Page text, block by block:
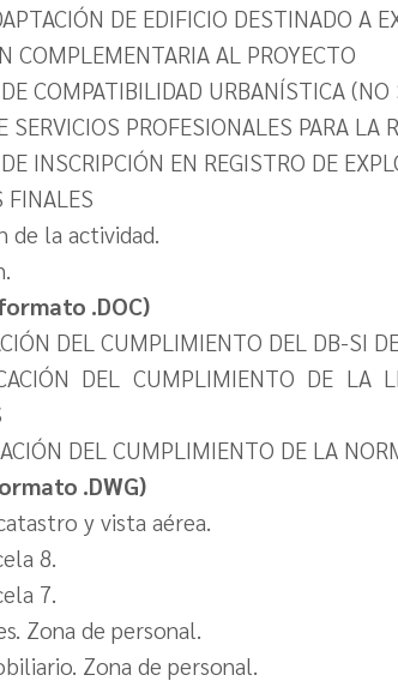
DE EDIFICIO DESTINADO A
COMPLEMENTARIA AL PROYECTO
COMPATIBILIDAD URBANÍSTICA (NO
PROFESIONALES PARA LA
INSCRIPCIÓN EN REGISTRO DE
FINALES
de la actividad.
.DOC)
DEL CUMPLIMIENTO DEL DB-SI
DEL CUMPLIMIENTO DE LA
DEL CUMPLIMIENTO DE LA
.DWG)
y vista aérea.
8.
7.
Zona de personal.
Zona de personal.